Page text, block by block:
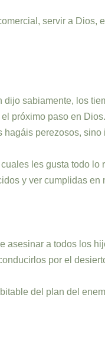
servir a Dios,
sabiamente, los
próximo paso en Dios.
perezosos,
les gusta todo lo
y ver cumplidas
asesinar a todos los
por el
del plan del